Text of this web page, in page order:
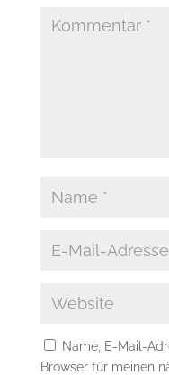
Name, E-Mail-
Browser für meinen